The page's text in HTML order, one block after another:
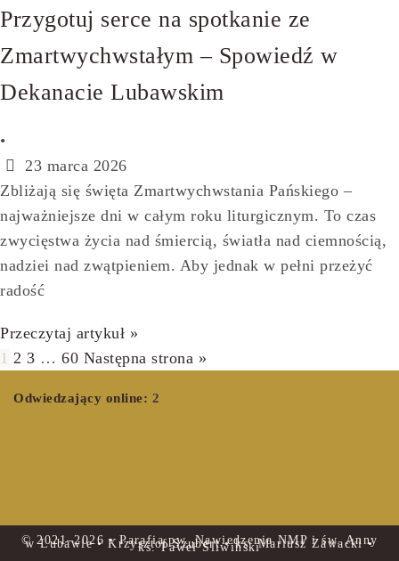
Przygotuj serce na spotkanie ze
Zmartwychwstałym – Spowiedź w
Dekanacie Lubawskim
•
23 marca 2026
Zbliżają się święta Zmartwychwstania Pańskiego –
najważniejsze dni w całym roku liturgicznym. To czas
zwycięstwa życia nad śmiercią, światła nad ciemnością,
nadziei nad zwątpieniem. Aby jednak w pełni przeżyć
radość
Przeczytaj artykuł »
1 2 3 … 60 Następna strona »
Odwiedzający online: 2
© 2021–2026 • Parafia pw. Nawiedzenia NMP i św. Anny
w Lubawie • Krzysztof Szubert • ks. Mariusz Zawacki •
ks. Paweł Śliwiński